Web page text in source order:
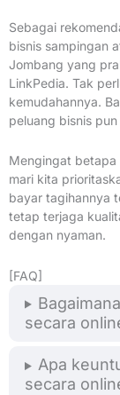
Sebagai
bisnis sampingan
Jombang yang
LinkPedia. Tak
kemudahannya.
peluang bisnis
Mengingat betapa
mari kita
bayar tagihannya
tetap terjaga
dengan nyaman.
[FAQ]
secara
Apa
secara